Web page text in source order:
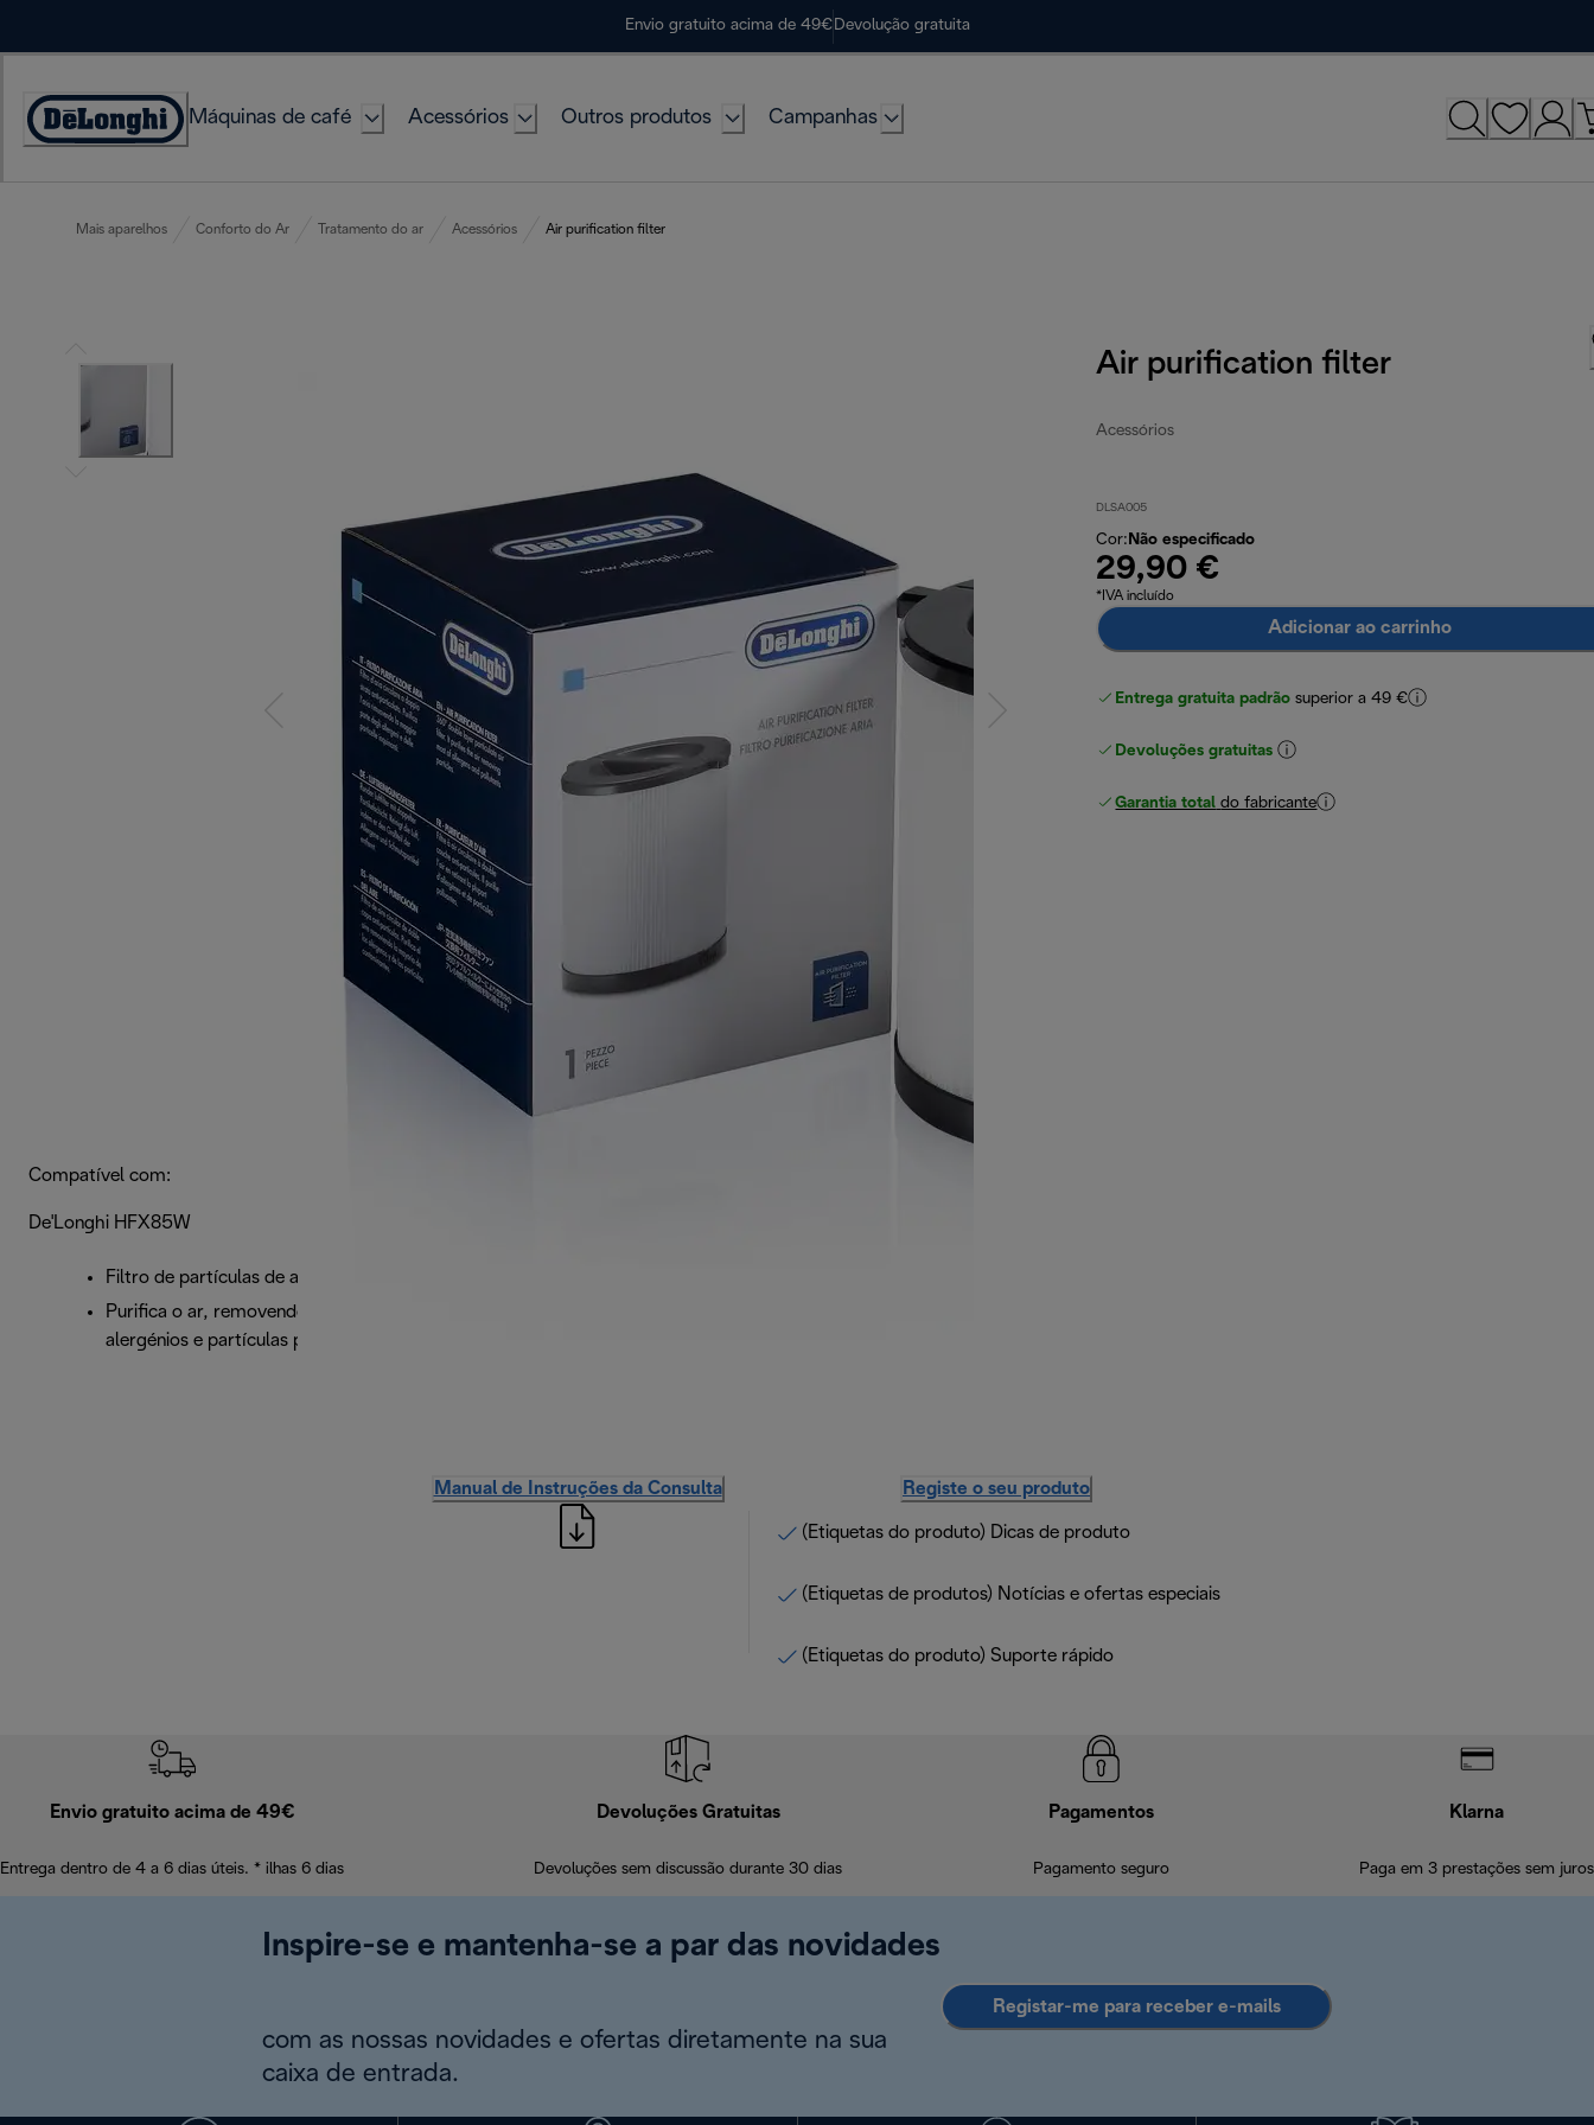
Envio gratuito acima de 49€ Devolução gratuita
Accessibility
Máquinas de café Acessórios Outros produtos Campanhas
Mais aparelhos Conforto do Ar Tratamento do ar Acessórios Air purification filter
Air purification filter
Acessórios
DLSA005
Cor: Não especificado
29,90 €
*IVA incluído
Adicionar ao carrinho
Entrega gratuita padrão superior a 49 €
Devoluções gratuitas
Garantia total do fabricante
Compatível com:
De'Longhi HFX85W
Filtro de partículas de ar de dupla camada 360°.
Purifica o ar, removendo a maioria dos
alergénios e partículas poluentes.
Manual de Instruções da Consulta Registe o seu produto
(Etiquetas do produto) Dicas de produto
(Etiquetas de produtos) Notícias e ofertas especiais
(Etiquetas do produto) Suporte rápido
Envio gratuito acima de 49€
Entrega dentro de 4 a 6 dias úteis. * ilhas 6 dias
Devoluções Gratuitas
Devoluções sem discussão durante 30 dias
Pagamentos
Pagamento seguro
Klarna
Paga em 3 prestações sem juros
Inspire-se e mantenha-se a par das novidades
com as nossas novidades e ofertas diretamente na sua
caixa de entrada.
Registar-me para receber e-mails